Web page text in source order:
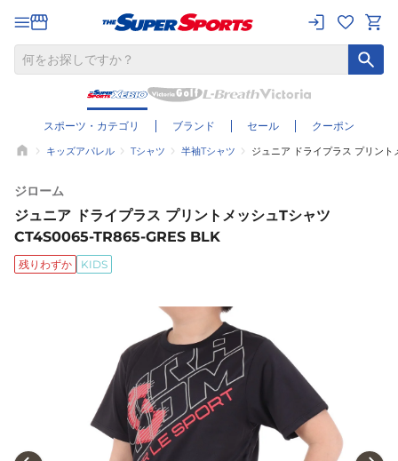
スポーツ・カテゴリ ブランド セール クーポン
キッズアパレル Tシャツ 半袖Tシャツ ジュニア ドライプラス プリン
ジローム
ジュニア ドライプラス プリントメッシュTシャツ
CT4S0065-TR865-GRES BLK
残りわずか KIDS